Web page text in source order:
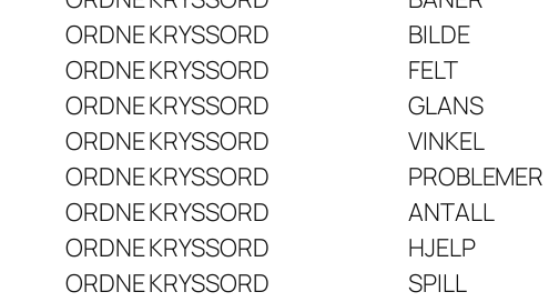
ORDNE KRYSSORD
BILDE
ORDNE KRYSSORD
FELT
ORDNE KRYSSORD
GLANS
ORDNE KRYSSORD
VINKEL
ORDNE KRYSSORD
PROBLEMER
ORDNE KRYSSORD
ANTALL
ORDNE KRYSSORD
HJELP
ORDNE KRYSSORD
SPILL